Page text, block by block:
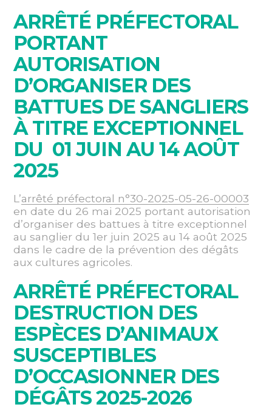
ARRÊTÉ PRÉFECTORAL
PORTANT
AUTORISATION
D’ORGANISER DES
BATTUES DE SANGLIERS
À TITRE EXCEPTIONNEL
DU 01 JUIN AU 14 AOÛT
2025
L’arrêté préfectoral n°30-2025-05-26-00003
en date du 26 mai 2025 portant autorisation
d’organiser des battues à titre exceptionnel
au sanglier du 1er juin 2025 au 14 août 2025
dans le cadre de la prévention des dégâts
aux cultures agricoles.
ARRÊTÉ PRÉFECTORAL
DESTRUCTION DES
ESPÈCES D’ANIMAUX
SUSCEPTIBLES
D’OCCASIONNER DES
DÉGÂTS 2025-2026